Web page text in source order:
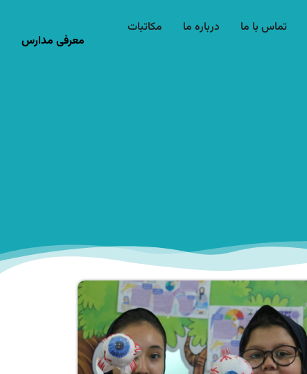
تماس با ما درباره ما
مکاتبات
معرفی مدارس